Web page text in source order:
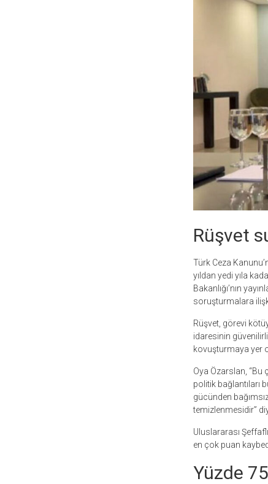
Rüşvet
Türk Ceza
yıldan yedi yıla
Bakanlığı’nın
soruşturmalara
Rüşvet, görevi
idaresinin
kovuşturmaya yer
Oya Özarslan, “Bu
politik bağlantıları
gücünden
temizlenmesidir”
Uluslararası
en çok puan
Yüzde